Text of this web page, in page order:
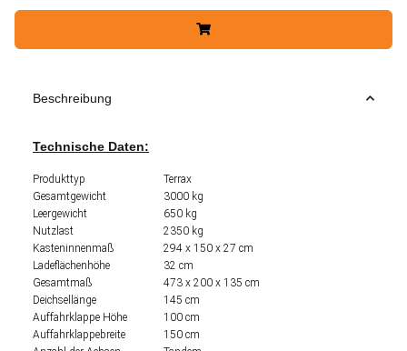
Beschreibung
Technische Daten:
Produkttyp
Terrax
Gesamtgewicht
3000 kg
Leergewicht
650 kg
Nutzlast
2350 kg
Kasteninnenmaß
294 x 150 x 27 cm
Ladeflächenhöhe
32 cm
Gesamtmaß
473 x 200 x 135 cm
Deichsellänge
145 cm
Auffahrklappe Höhe
100 cm
Auffahrklappebreite
150 cm